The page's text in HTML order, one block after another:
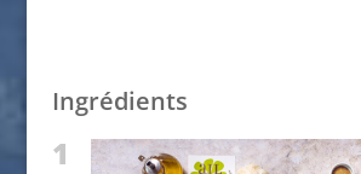
Ingrédients
1